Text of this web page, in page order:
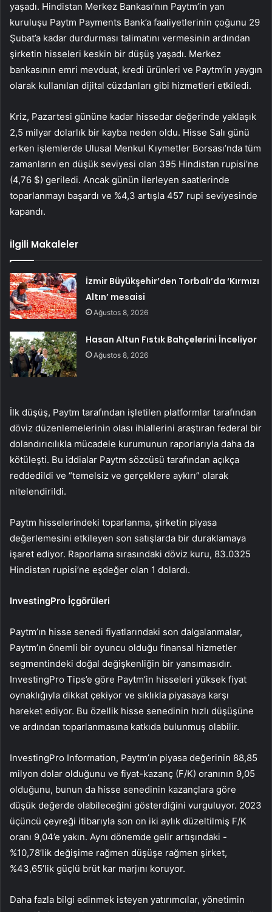
yaşadı. Hindistan Merkez Bankası’nın Paytm’in yan
kuruluşu Paytm Payments Bank’a faaliyetlerinin çoğunu 29
Şubat’a kadar durdurması talimatını vermesinin ardından
şirketin hisseleri keskin bir düşüş yaşadı. Merkez
bankasının emri mevduat, kredi ürünleri ve Paytm’in yaygın
olarak kullanılan dijital cüzdanları gibi hizmetleri etkiledi.
Kriz, Pazartesi gününe kadar hissedar değerinde yaklaşık
2,5 milyar dolarlık bir kayba neden oldu. Hisse Salı günü
erken işlemlerde Ulusal Menkul Kıymetler Borsası’nda tüm
zamanların en düşük seviyesi olan 395 Hindistan rupisi’ne
(4,76 $) geriledi. Ancak günün ilerleyen saatlerinde
toparlanmayı başardı ve %4,3 artışla 457 rupi seviyesinde
kapandı.
İlgili Makaleler
İzmir Büyükşehir’den Torbalı’da ‘Kırmızı
Altın’ mesaisi
Ağustos 8, 2026
Hasan Altun Fıstık Bahçelerini İnceliyor
Ağustos 8, 2026
İlk düşüş, Paytm tarafından işletilen platformlar tarafından
döviz düzenlemelerinin olası ihlallerini araştıran federal bir
dolandırıcılıkla mücadele kurumunun raporlarıyla daha da
kötüleşti. Bu iddialar Paytm sözcüsü tarafından açıkça
reddedildi ve “temelsiz ve gerçeklere aykırı” olarak
nitelendirildi.
Paytm hisselerindeki toparlanma, şirketin piyasa
değerlemesini etkileyen son satışlarda bir duraklamaya
işaret ediyor. Raporlama sırasındaki döviz kuru, 83.0325
Hindistan rupisi’ne eşdeğer olan 1 dolardı.
InvestingPro İçgörüleri
Paytm’ın hisse senedi fiyatlarındaki son dalgalanmalar,
Paytm’ın önemli bir oyuncu olduğu finansal hizmetler
segmentindeki doğal değişkenliğin bir yansımasıdır.
InvestingPro Tips’e göre Paytm’in hisseleri yüksek fiyat
oynaklığıyla dikkat çekiyor ve sıklıkla piyasaya karşı
hareket ediyor. Bu özellik hisse senedinin hızlı düşüşüne
ve ardından toparlanmasına katkıda bulunmuş olabilir.
InvestingPro Information, Paytm’ın piyasa değerinin 88,85
milyon dolar olduğunu ve fiyat-kazanç (F/K) oranının 9,05
olduğunu, bunun da hisse senedinin kazançlara göre
düşük değerde olabileceğini gösterdiğini vurguluyor. 2023
üçüncü çeyreği itibarıyla son on iki aylık düzeltilmiş F/K
oranı 9,04’e yakın. Aynı dönemde gelir artışındaki -
%10,78’lik değişime rağmen düşüşe rağmen şirket,
%43,65’lik güçlü brüt kar marjını koruyor.
Daha fazla bilgi edinmek isteyen yatırımcılar, yönetimin